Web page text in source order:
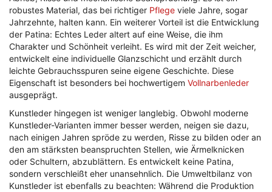
robustes Material, das bei richtiger Pflege viele Jahre, sogar
Jahrzehnte, halten kann. Ein weiterer Vorteil ist die Entwicklung
der Patina: Echtes Leder altert auf eine Weise, die ihm
Charakter und Schönheit verleiht. Es wird mit der Zeit weicher,
entwickelt eine individuelle Glanzschicht und erzählt durch
leichte Gebrauchsspuren seine eigene Geschichte. Diese
Eigenschaft ist besonders bei hochwertigem Vollnarbenleder
ausgeprägt.
Kunstleder hingegen ist weniger langlebig. Obwohl moderne
Kunstleder-Varianten immer besser werden, neigen sie dazu,
nach einigen Jahren spröde zu werden, Risse zu bilden oder an
den am stärksten beanspruchten Stellen, wie Ärmelknicken
oder Schultern, abzublättern. Es entwickelt keine Patina,
sondern verschleißt eher unansehnlich. Die Umweltbilanz von
Kunstleder ist ebenfalls zu beachten: Während die Produktion